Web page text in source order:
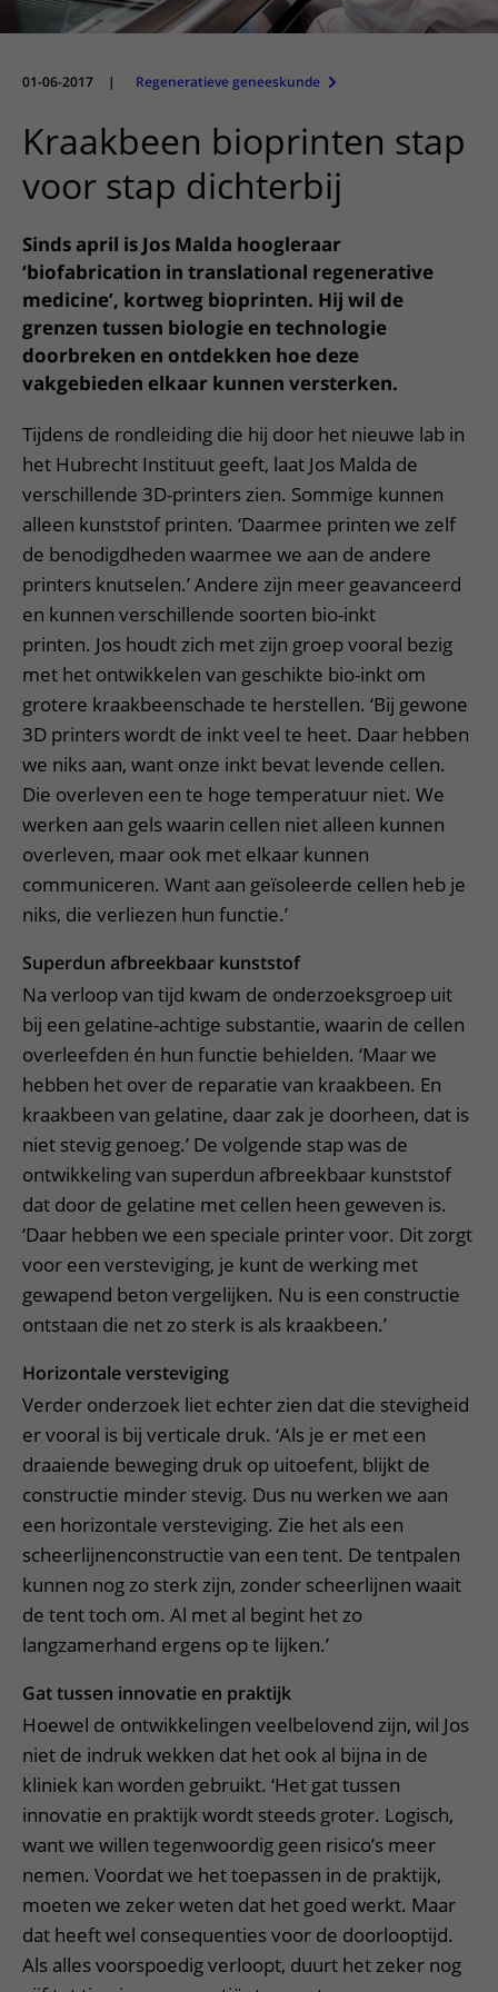
Onderzoeken en diagnostiek
Bloedprikken
Bezoektijden
Wijzigen patiëntgegevens
Mijn UMC Utrecht patiëntportaal
Faciliteiten en voorzieningen
Route naar het ziekenhuis
Contact met polikliniek
Contact met verpleegafdeling
Teleconsult aanvragen
Diagnostiek aanvragen
Research
Onderwijs
Werken bij het UMC Utrecht
01-06-2017 | Regeneratieve geneeskunde
Kraakbeen bioprinten stap
voor stap dichterbij
Sinds april is Jos Malda hoogleraar
‘biofabrication in translational regenerative
medicine’, kortweg bioprinten. Hij wil de
grenzen tussen biologie en technologie
doorbreken en ontdekken hoe deze
vakgebieden elkaar kunnen versterken.
Tijdens de rondleiding die hij door het nieuwe lab in
het Hubrecht Instituut geeft, laat Jos Malda de
verschillende 3D-printers zien. Sommige kunnen
alleen kunststof printen. ‘Daarmee printen we zelf
de benodigdheden waarmee we aan de andere
printers knutselen.’ Andere zijn meer geavanceerd
en kunnen verschillende soorten bio-inkt
printen. Jos houdt zich met zijn groep vooral bezig
met het ontwikkelen van geschikte bio-inkt om
grotere kraakbeenschade te herstellen. ‘Bij gewone
3D printers wordt de inkt veel te heet. Daar hebben
we niks aan, want onze inkt bevat levende cellen.
Die overleven een te hoge temperatuur niet. We
werken aan gels waarin cellen niet alleen kunnen
overleven, maar ook met elkaar kunnen
communiceren. Want aan geïsoleerde cellen heb je
niks, die verliezen hun functie.’
Superdun afbreekbaar kunststof
Na verloop van tijd kwam de onderzoeksgroep uit
bij een gelatine-achtige substantie, waarin de cellen
overleefden én hun functie behielden. ‘Maar we
hebben het over de reparatie van kraakbeen. En
kraakbeen van gelatine, daar zak je doorheen, dat is
niet stevig genoeg.’ De volgende stap was de
ontwikkeling van superdun afbreekbaar kunststof
dat door de gelatine met cellen heen geweven is.
‘Daar hebben we een speciale printer voor. Dit zorgt
voor een versteviging, je kunt de werking met
gewapend beton vergelijken. Nu is een constructie
ontstaan die net zo sterk is als kraakbeen.’
Horizontale versteviging
Verder onderzoek liet echter zien dat die stevigheid
er vooral is bij verticale druk. ‘Als je er met een
draaiende beweging druk op uitoefent, blijkt de
constructie minder stevig. Dus nu werken we aan
een horizontale versteviging. Zie het als een
scheerlijnenconstructie van een tent. De tentpalen
kunnen nog zo sterk zijn, zonder scheerlijnen waait
de tent toch om. Al met al begint het zo
langzamerhand ergens op te lijken.’
Gat tussen innovatie en praktijk
Hoewel de ontwikkelingen veelbelovend zijn, wil Jos
niet de indruk wekken dat het ook al bijna in de
kliniek kan worden gebruikt. ‘Het gat tussen
innovatie en praktijk wordt steeds groter. Logisch,
want we willen tegenwoordig geen risico’s meer
nemen. Voordat we het toepassen in de praktijk,
moeten we zeker weten dat het goed werkt. Maar
dat heeft wel consequenties voor de doorlooptijd.
Als alles voorspoedig verloopt, duurt het zeker nog